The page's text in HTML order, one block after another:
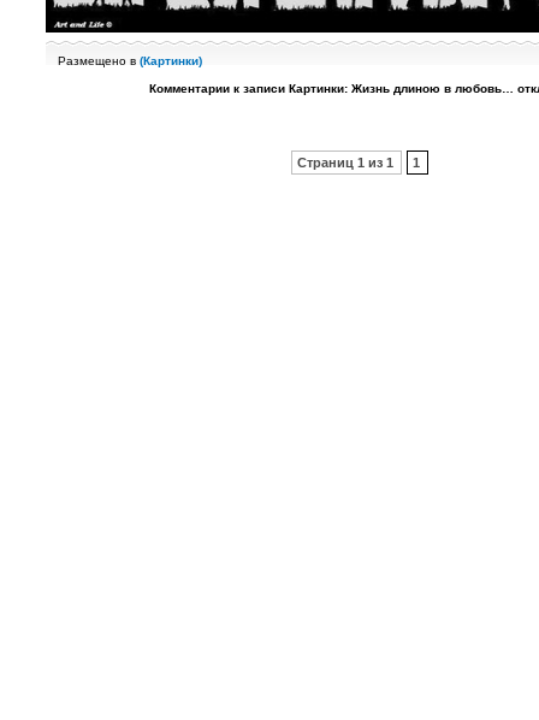
Размещено в (Картинки)
Комментарии к записи Картинки: Жизнь длиною в любовь…
Страниц 1 из 1 1